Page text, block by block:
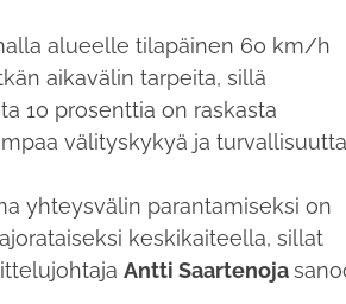
alueelle tilapäinen 60 km/h
aikavälin tarpeita, sillä
10 prosenttia on raskasta
välityskykyä ja
yhteysvälin parantamiseksi on
keskikaiteella, sillat
Antti Saartenoja